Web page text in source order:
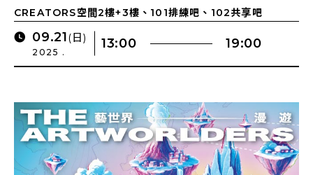
CREATORS空間2樓+3樓、101排練吧、102共享吧
09.21(日)
2025 .
13:00 19:00